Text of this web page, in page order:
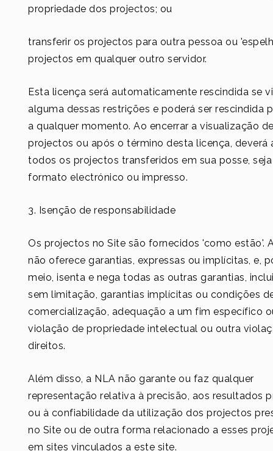
propriedade dos projectos; ou
transferir os projectos para outra pessoa ou
projectos em qualquer outro servidor.
Esta licença será automaticamente rescindida se
alguma dessas restrições e poderá ser rescindida
a qualquer momento. Ao encerrar a visualização
projectos ou após o término desta licença, deverá
todos os projectos transferidos em sua posse,
formato electrónico ou impresso.
3. Isenção de responsabilidade
Os projectos no Site são fornecidos 'como estão'.
não oferece garantias, expressas ou implícitas, e,
meio, isenta e nega todas as outras garantias,
sem limitação, garantias implícitas ou condições
comercialização, adequação a um fim específico
violação de propriedade intelectual ou outra
direitos.
Além disso, a NLA não garante ou faz qualquer
representação relativa à precisão, aos resultados
​​ou à confiabilidade da utilização dos projectos
no Site ou de outra forma relacionado a esses
em sites vinculados a este site.